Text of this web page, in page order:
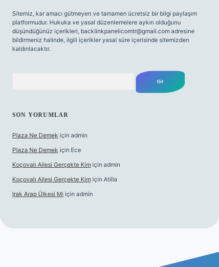
Sitemiz, kar amacı gütmeyen ve tamamen ücretsiz bir bilgi paylaşım
platformudur. Hukuka ve yasal düzenlemelere aykırı olduğunu
düşündüğünüz içerikleri, backlinkpanelicomtr@gmail.com adresine
bildirmeniz halinde, ilgili içerikler yasal süre içerisinde sitemizden
kaldırılacaktır.
SON YORUMLAR
Plaza Ne Demek için admin
Plaza Ne Demek için Ece
Koçovalı Ailesi Gerçekte Kim için admin
Koçovalı Ailesi Gerçekte Kim için Atilla
Irak Arap Ülkesi Mi için admin